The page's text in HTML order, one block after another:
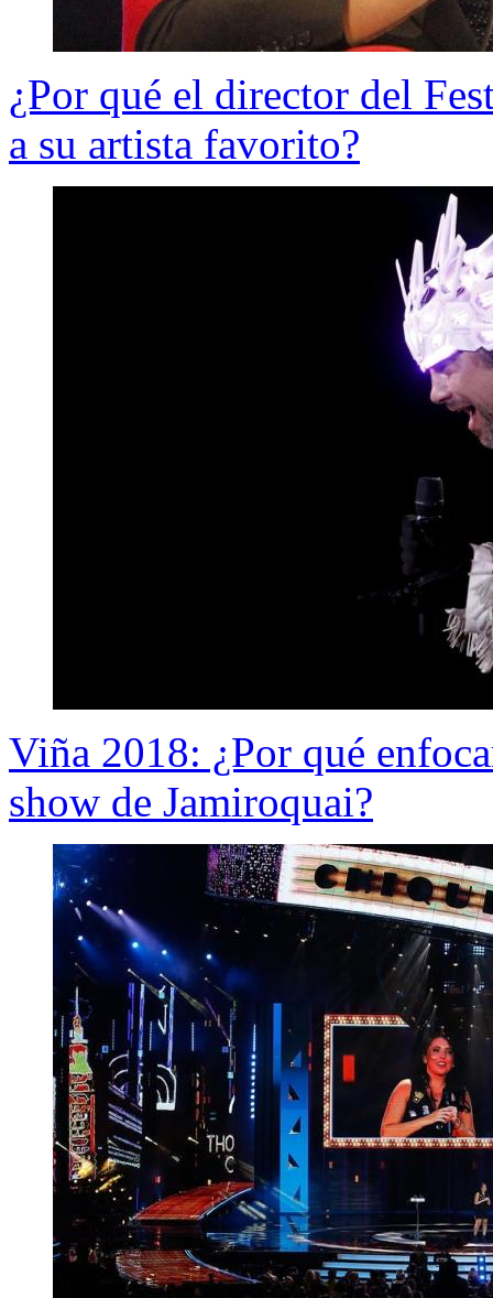
¿Por qué el director del
a su artista favorito?
Viña 2018: ¿Por qué
show de Jamiroquai?